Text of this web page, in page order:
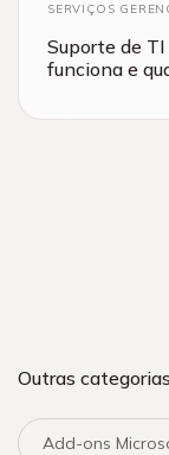
SERVIÇOS
Suporte de TI
funciona e
Outras categorias
Add-ons